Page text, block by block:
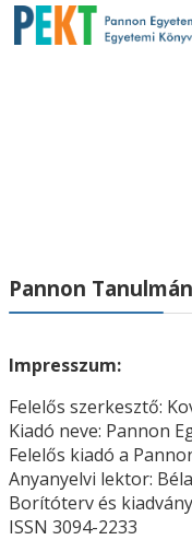
Pannon
Impresszum:
Felelős szerkesztő:
Kiadó neve: Pannon
Felelős kiadó a
Anyanyelvi lektor:
Borítóterv és
ISSN 3094-2233